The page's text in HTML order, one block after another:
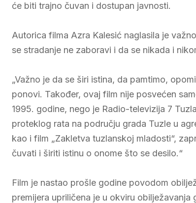
će biti trajno čuvan i dostupan javnosti.
Autorica filma Azra Kalesić naglasila je
se stradanje ne zaboravi i da se nikada i
„Važno je da se širi istina, da pamtimo,
ponovi. Također, ovaj film nije posvećen
1995. godine, nego je Radio-televizija 7
proteklog rata na području grada Tuzle u
kao i film „Zakletva tuzlanskoj mladosti“,
čuvati i širiti istinu o onome što se desilo.“
Film je nastao prošle godine povodom
premijera upriličena je u okviru